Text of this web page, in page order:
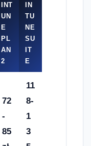
INT
UN
E
PL
AN
2
IN
TU
NE
SU
IT
E
72
-
85
11
8-
1
3